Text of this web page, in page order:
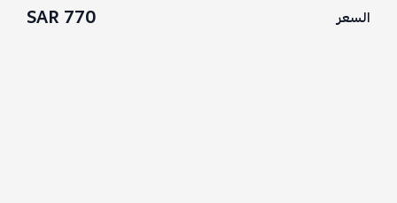
السعر 770 SAR